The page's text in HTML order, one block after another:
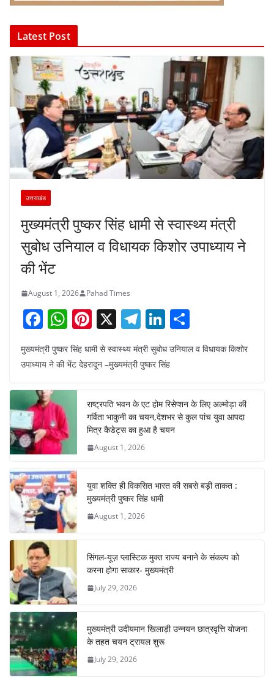
Latest Post
उत्तराखंड
मुख्यमंत्री पुष्कर सिंह धामी से स्वास्थ्य मंत्री
सुबोध उनियाल व विधायक किशोर उपाध्याय ने
की भेंट
August 1, 2026 Pahad Times
F
a
c
b
o
o
k
W
h
at
A
p
p
Pi
nt
er
e
st
X T
el
e
gr
a
m
Li
n
k
dI
n
ar
मुख्यमंत्री पुष्कर सिंह धामी से स्वास्थ्य मंत्री सुबोध उनियाल व विधायक किशोर
उपाध्याय ने की भेंट देहरादून –मुख्यमंत्री पुष्कर सिंह
राष्ट्रपति भवन के एट होम रिसेप्शन के लिए अल्मोड़ा की
गर्विता भाकुनी का चयन,देशभर से कुल पांच युवा आपदा
मित्र कैडेट्स का हुआ है चयन
August 1, 2026
युवा शक्ति ही विकसित भारत की सबसे बड़ी ताकत :
मुख्यमंत्री पुष्कर सिंह धामी
August 1, 2026
सिंगल-यूज़ प्लास्टिक मुक्त राज्य बनाने के संकल्प को
करना होगा साकार- मुख्यमंत्री
July 29, 2026
मुख्यमंत्री उदीयमान खिलाड़ी उन्नयन छात्रवृत्ति योजना
के तहत चयन ट्रायल शुरू
July 29, 2026